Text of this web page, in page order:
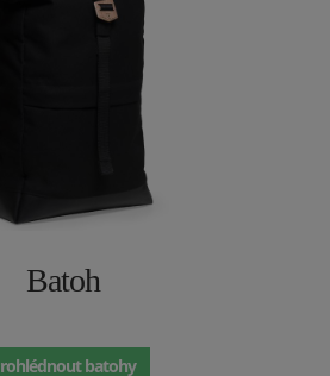
Batoh
batohy